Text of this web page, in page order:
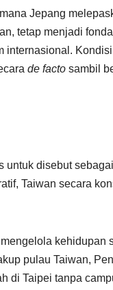
Jepang
tetap menjadi
internasional.
de facto sambil
disebut
Taiwan secara
kehidupan
pulau Taiwan,
di Taipei tanpa